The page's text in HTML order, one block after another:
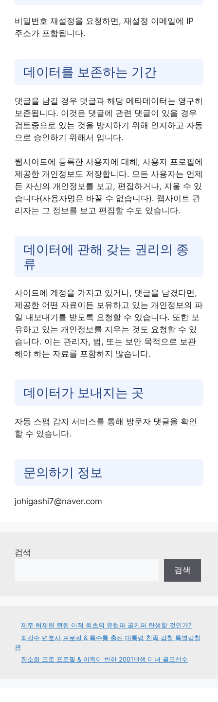
비밀번호 재설정을 요청하면, 재설정 이메일에 IP
주소가 포함됩니다.
데이터를 보존하는 기간
댓글을 남길 경우 댓글과 해당 메타데이터는 영구히
보존됩니다. 이것은 댓글에 관련 댓글이 있을 경우
검토중으로 있는 것을 방지하기 위해 인지하고 자동
으로 승인하기 위해서 입니다.
웹사이트에 등록한 사용자에 대해, 사용자 프로필에
제공한 개인정보도 저장합니다. 모든 사용자는 언제
든 자신의 개인정보를 보고, 편집하거나, 지울 수 있
습니다(사용자명은 바꿀 수 없습니다). 웹사이트 관
리자는 그 정보를 보고 편집할 수도 있습니다.
데이터에 관해 갖는 권리의 종
류
사이트에 계정을 가지고 있거나, 댓글을 남겼다면,
제공한 어떤 자료이든 보유하고 있는 개인정보의 파
일 내보내기를 받도록 요청할 수 있습니다. 또한 보
유하고 있는 개인정보를 지우는 것도 요청할 수 있
습니다. 이는 관리자, 법, 또는 보안 목적으로 보관
해야 하는 자료를 포함하지 않습니다.
데이터가 보내지는 곳
자동 스팸 감지 서비스를 통해 방문자 댓글을 확인
할 수 있습니다.
문의하기 정보
johigashi7@naver.com
검색
검색
제주 허재원 뮌헨 이적 최초의 유럽파 골키퍼 탄생할 것인가?
최길수 변호사 프로필 & 특수통 출신 대통령 친족 감찰 특별감찰
관
장소희 프로 프로필 & 이특이 반한 2001년생 미녀 골프선수